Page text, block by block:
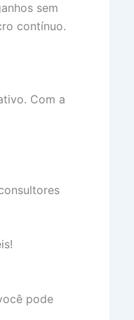
sem
contínuo.
Com a
pode